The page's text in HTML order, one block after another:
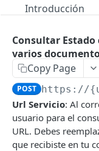
Introducción
Facturación
Introducción
Autenticación
Consultar
Generar
Consultar
varios
Copy Page
POST https://
Url Servicio: Al
usuario para el
URL. Debes
que recibiste en tu